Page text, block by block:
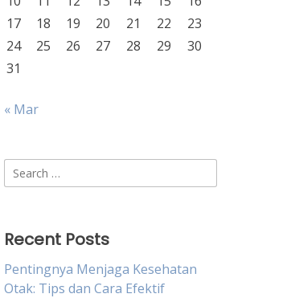
17
18 19 20 21 22
23
24
25 26 27 28 29
30
31
« Mar
Search
for:
Recent Posts
Pentingnya Menjaga Kesehatan
Otak: Tips dan Cara Efektif